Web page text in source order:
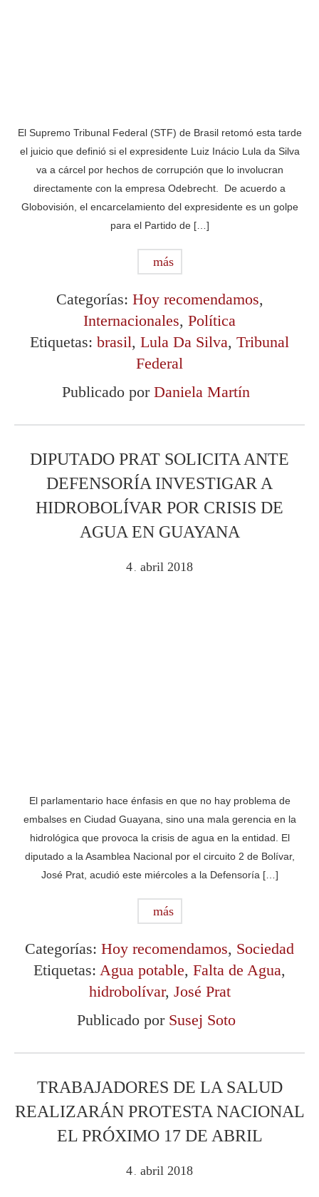
El Supremo Tribunal Federal (STF) de Brasil retomó esta tarde
el juicio que definió si el expresidente Luiz Inácio Lula da Silva
va a cárcel por hechos de corrupción que lo involucran
directamente con la empresa Odebrecht. De acuerdo a
Globovisión, el encarcelamiento del expresidente es un golpe
para el Partido de […]
más
Categorías: Hoy recomendamos,
Internacionales, Política
Etiquetas: brasil, Lula Da Silva, Tribunal
Federal
Publicado por Daniela Martín
DIPUTADO PRAT SOLICITA ANTE
DEFENSORÍA INVESTIGAR A
HIDROBOLÍVAR POR CRISIS DE
AGUA EN GUAYANA
4 . abril 2018
El parlamentario hace énfasis en que no hay problema de
embalses en Ciudad Guayana, sino una mala gerencia en la
hidrológica que provoca la crisis de agua en la entidad. El
diputado a la Asamblea Nacional por el circuito 2 de Bolívar,
José Prat, acudió este miércoles a la Defensoría […]
más
Categorías: Hoy recomendamos, Sociedad
Etiquetas: Agua potable, Falta de Agua,
hidrobolívar, José Prat
Publicado por Susej Soto
TRABAJADORES DE LA SALUD
REALIZARÁN PROTESTA NACIONAL
EL PRÓXIMO 17 DE ABRIL
4 . abril 2018